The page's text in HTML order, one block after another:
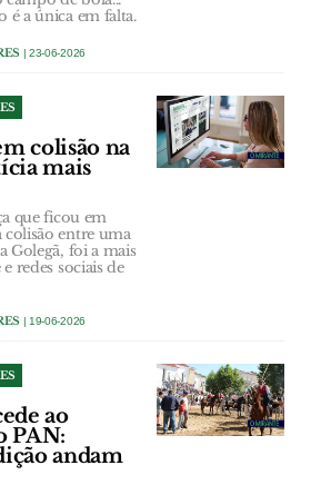
é a única em falta.
| 23-06-2026
colisão na
mais
que ficou em
colisão entre uma
Golegã, foi a mais
redes sociais de
| 19-06-2026
ao
PAN:
andam